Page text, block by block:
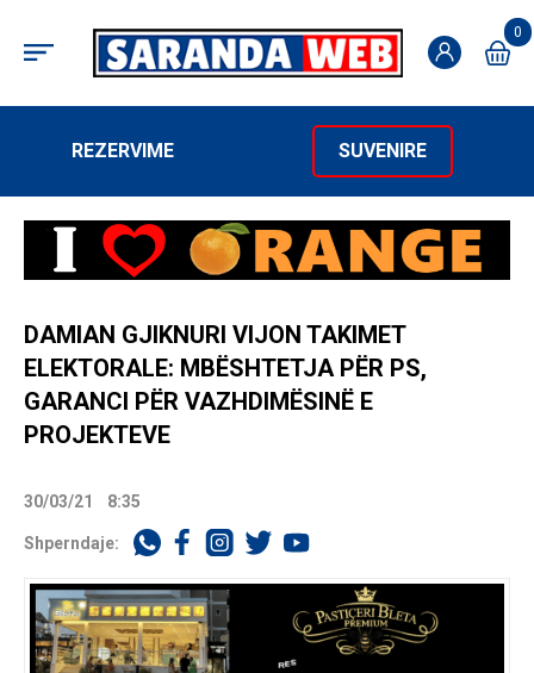
0
REZERVIME SUVENIRE
DAMIAN GJIKNURI VIJON TAKIMET
ELEKTORALE: MBËSHTETJA PËR PS,
GARANCI PËR VAZHDIMËSINË E
PROJEKTEVE
30/03/21 8:35
Shperndaje: